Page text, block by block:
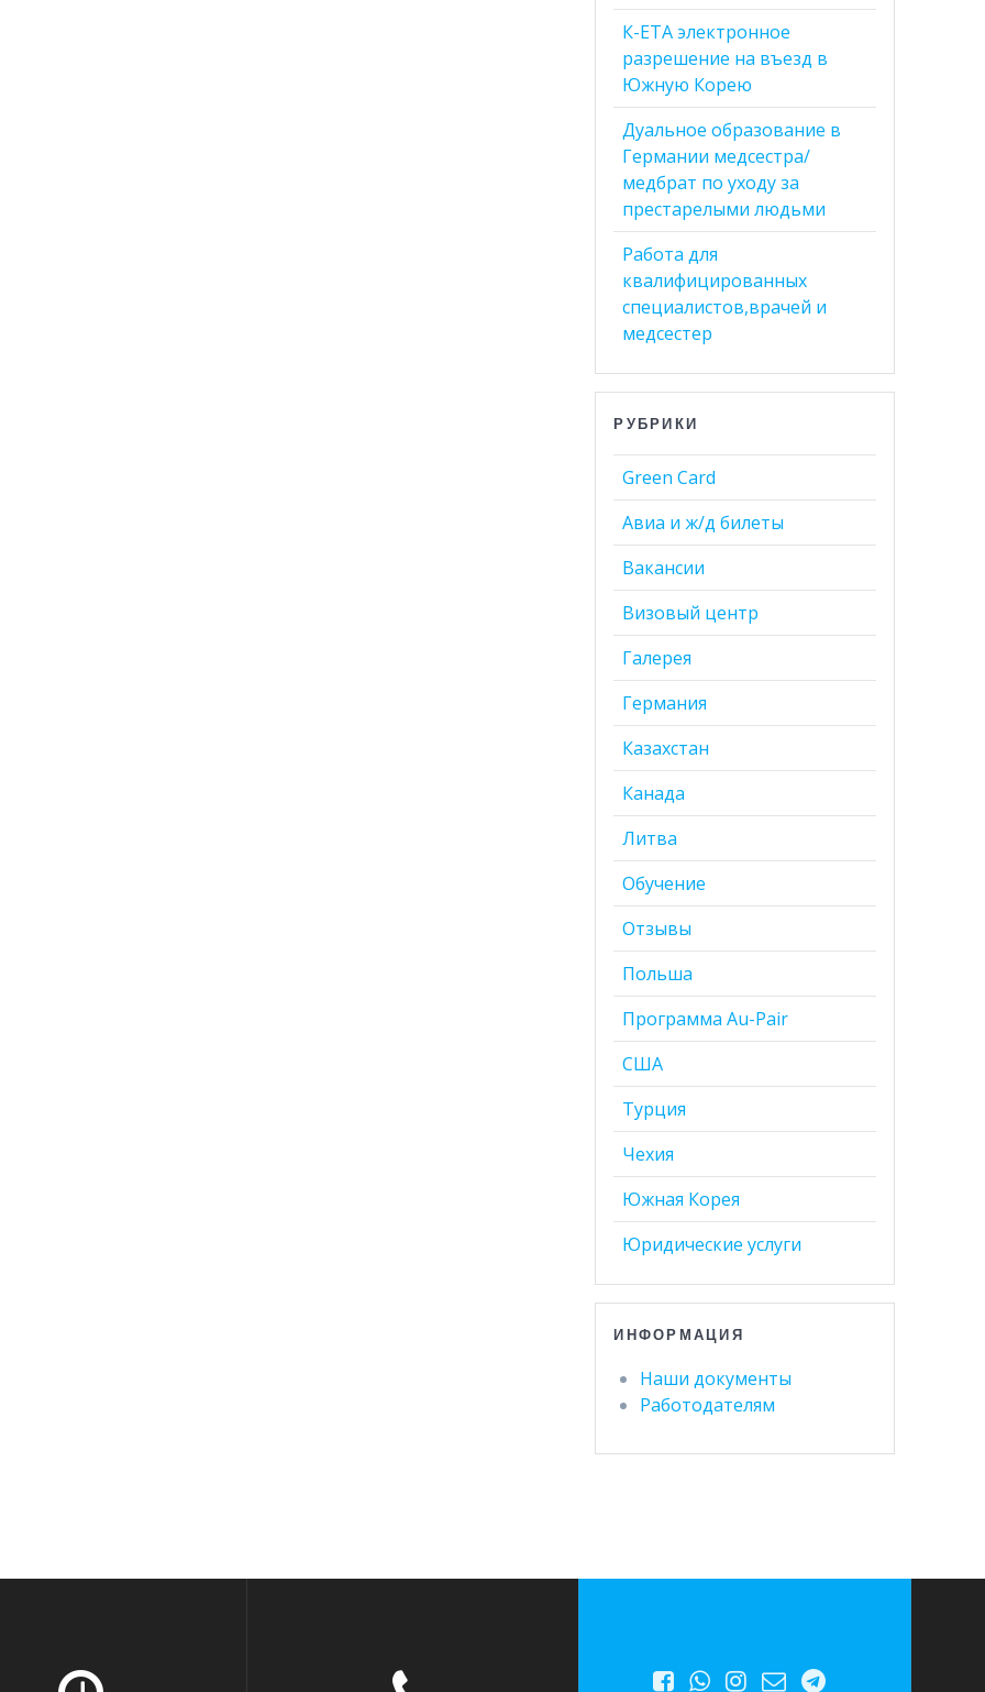
К-ЕТА электронное
разрешение на въезд в
Южную Корею
Дуальное образование в
Германии медсестра/
медбрат по уходу за
престарелыми людьми
Работа для
квалифицированных
специалистов,врачей и
медсестер
РУБРИКИ
Green Card
Авиа и ж/д билеты
Вакансии
Визовый центр
Галерея
Германия
Казахстан
Канада
Литва
Обучение
Отзывы
Польша
Программа Au-Pair
США
Турция
Чехия
Южная Корея
Юридические услуги
ИНФОРМАЦИЯ
Наши документы
Работодателям